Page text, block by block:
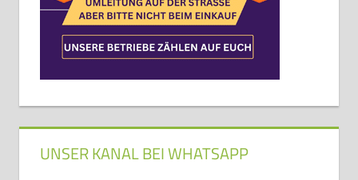
UNSER KANAL BEI WHATSAPP